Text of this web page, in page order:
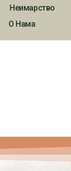
Неимарство
О Нама